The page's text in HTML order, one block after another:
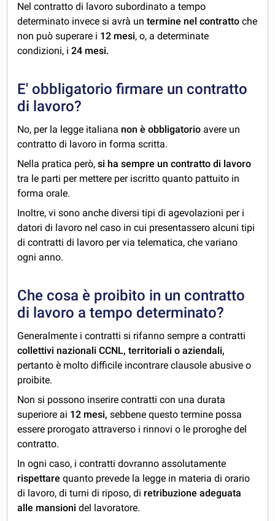
Nel contratto di lavoro subordinato a tempo
determinato invece si avrà un termine nel contratto che
non può superare i 12 mesi, o, a determinate
condizioni, i24 mesi.
E' obbligatorio firmare un contratto
di lavoro?
No, per la legge italiana non è obbligatorio avere un
contratto di lavoro in forma scritta.
Nella pratica però,si ha sempre un contratto di lavoro
tra le parti per mettere per iscritto quanto pattuito in
forma orale.
Inoltre, vi sono anche diversi tipi di agevolazioni per i
datori di lavoro nel caso in cui presentassero alcuni tipi
di contratti di lavoro per via telematica, che variano
ogni anno.
Che cosa è proibito in un contratto
di lavoro a tempo determinato?
Generalmente i contratti si rifanno sempre a contratti
collettivi nazionali CCNL, territoriali o aziendali,
pertanto è molto difficile incontrare clausole abusive o
proibite.
Non si possono inserire contratti con una durata
superiore ai 12 mesi,sebbene questo termine possa
essere prorogato attraverso i rinnovi o le proroghe del
contratto.
In ogni caso, i contratti dovranno assolutamente
rispettare quanto prevede la legge in materia di orario
di lavoro, di turni di riposo, di retribuzione adeguata
alle mansionidel lavoratore.